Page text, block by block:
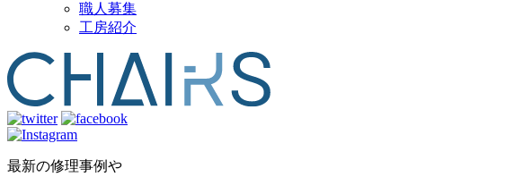
職人募集
工房紹介
最新の修理事例や